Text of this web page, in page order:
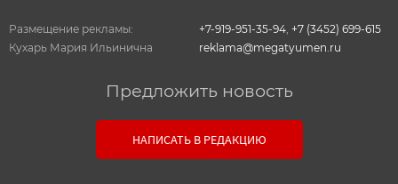
Размещение рекламы:
Кухарь Мария Ильинична
+7-919-951-35-94 +7 (3452) 699-615
reklama@megatyumen.ru
Предложить новость
НАПИСАТЬ В РЕДАКЦИЮ
Связь с редакцией
Оставьте свои настоящие контактные данные,